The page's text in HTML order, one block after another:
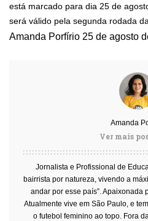
está marcado para dia 25 de
será válido pela segunda rodada
Amanda Porfírio 25 de agosto
Amanda
Ver mais
Jornalista e Profissional de
bairrista por natureza, vivendo a
andar por esse país”. Apaixonada
Atualmente vive em São Paulo, e
o futebol feminino ao topo. Fora